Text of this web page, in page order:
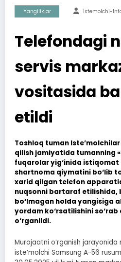
Yangiliklar Istemolchi-
Telefondagi
servis
vositasida
etildi
Toshloq tuman
qilish jamiyatida tumanning
fuqarolar yig‘inida istiqomat
shartnoma qiymatini bo‘lib
xarid qilgan telefon
nuqsonni bartaraf etilishida,
bo‘lmagan holda yangisiga
yordam ko‘rsatilishini
o‘rganildi.
Murojaatni o‘rganish jarayonida
iste’molchi Samsung A-56